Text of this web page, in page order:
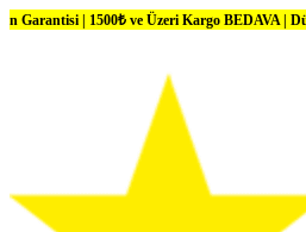
ve Üzeri Kargo BEDAVA | Dünya